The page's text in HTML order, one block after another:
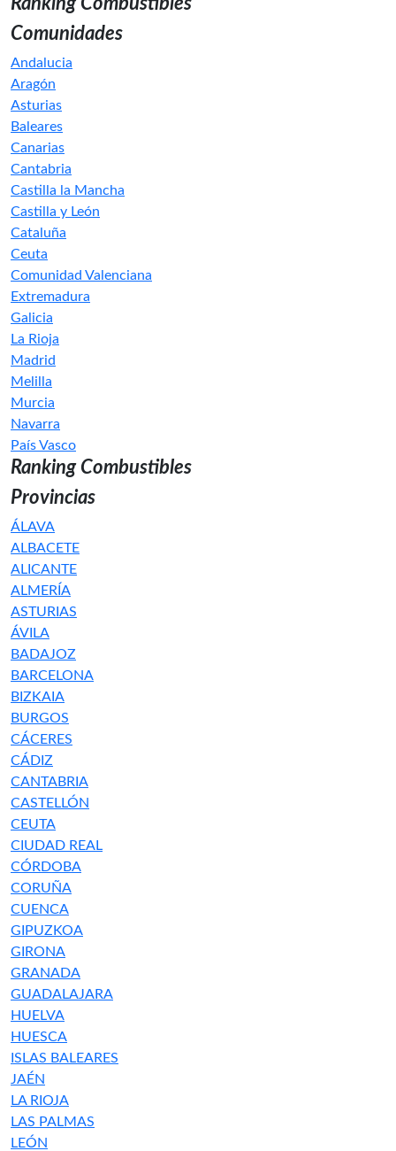
Comunidades
Andalucia
Aragón
Asturias
Baleares
Canarias
Cantabria
Castilla la Mancha
Castilla y León
Cataluña
Ceuta
Comunidad Valenciana
Extremadura
Galicia
La Rioja
Madrid
Melilla
Murcia
Navarra
País Vasco
Ranking Combustibles
Provincias
ÁLAVA
ALBACETE
ALICANTE
ALMERÍA
ASTURIAS
ÁVILA
BADAJOZ
BARCELONA
BIZKAIA
BURGOS
CÁCERES
CÁDIZ
CANTABRIA
CASTELLÓN
CEUTA
CIUDAD REAL
CÓRDOBA
CORUÑA
CUENCA
GIPUZKOA
GIRONA
GRANADA
GUADALAJARA
HUELVA
HUESCA
ISLAS BALEARES
JAÉN
LA RIOJA
LAS PALMAS
LEÓN